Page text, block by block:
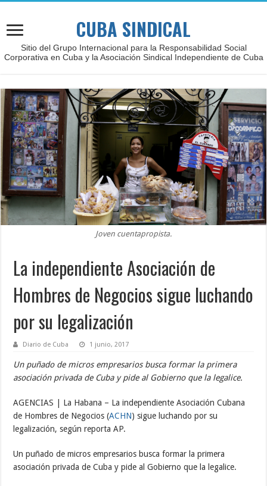
CUBA SINDICAL
Sitio del Grupo Internacional para la Responsabilidad Social
Corporativa en Cuba y la Asociación Sindical Independiente de Cuba
Joven cuentapropista.
La independiente Asociación de
Hombres de Negocios sigue luchando
por su legalización
Diario de Cuba 1 junio, 2017
Un puñado de micros empresarios busca formar la primera
asociación privada de Cuba y pide al Gobierno que la legalice.
AGENCIAS | La Habana – La independiente Asociación Cubana
de Hombres de Negocios (ACHN) sigue luchando por su
legalización, según reporta AP.
Un puñado de micros empresarios busca formar la primera
asociación privada de Cuba y pide al Gobierno que la legalice.